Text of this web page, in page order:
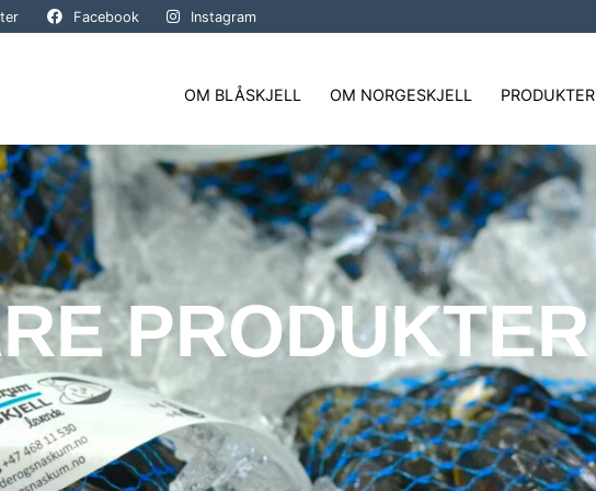
Facebook Instagram
OM BLÅSKJELL OM NORGESKJELL PRODUKTER
PRODUKTER